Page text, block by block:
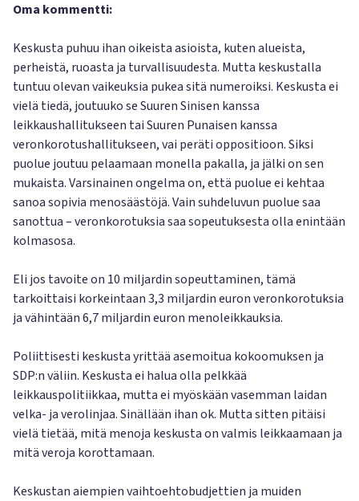
Oma kommentti:
Keskusta puhuu ihan oikeista asioista, kuten alueista,
perheistä, ruoasta ja turvallisuudesta. Mutta keskustalla
tuntuu olevan vaikeuksia pukea sitä numeroiksi. Keskusta ei
vielä tiedä, joutuuko se Suuren Sinisen kanssa
leikkaushallitukseen tai Suuren Punaisen kanssa
veronkorotushallitukseen, vai peräti oppositioon. Siksi
puolue joutuu pelaamaan monella pakalla, ja jälki on sen
mukaista. Varsinainen ongelma on, että puolue ei kehtaa
sanoa sopivia menosäästöjä. Vain suhdeluvun puolue saa
sanottua – veronkorotuksia saa sopeutuksesta olla enintään
kolmasosa.
Eli jos tavoite on 10 miljardin sopeuttaminen, tämä
tarkoittaisi korkeintaan 3,3 miljardin euron veronkorotuksia
ja vähintään 6,7 miljardin euron menoleikkauksia.
Poliittisesti keskusta yrittää asemoitua kokoomuksen ja
SDP:n väliin. Keskusta ei halua olla pelkkää
leikkauspolitiikkaa, mutta ei myöskään vasemman laidan
velka- ja verolinjaa. Sinällään ihan ok. Mutta sitten pitäisi
vielä tietää, mitä menoja keskusta on valmis leikkaamaan ja
mitä veroja korottamaan.
Keskustan aiempien vaihtoehtobudjettien ja muiden